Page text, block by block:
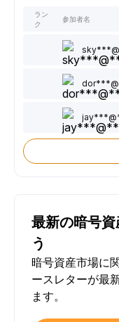
ラン
ク
参加者名
最新の暗号
う
暗号資産市場に
ースレターが最
ます。